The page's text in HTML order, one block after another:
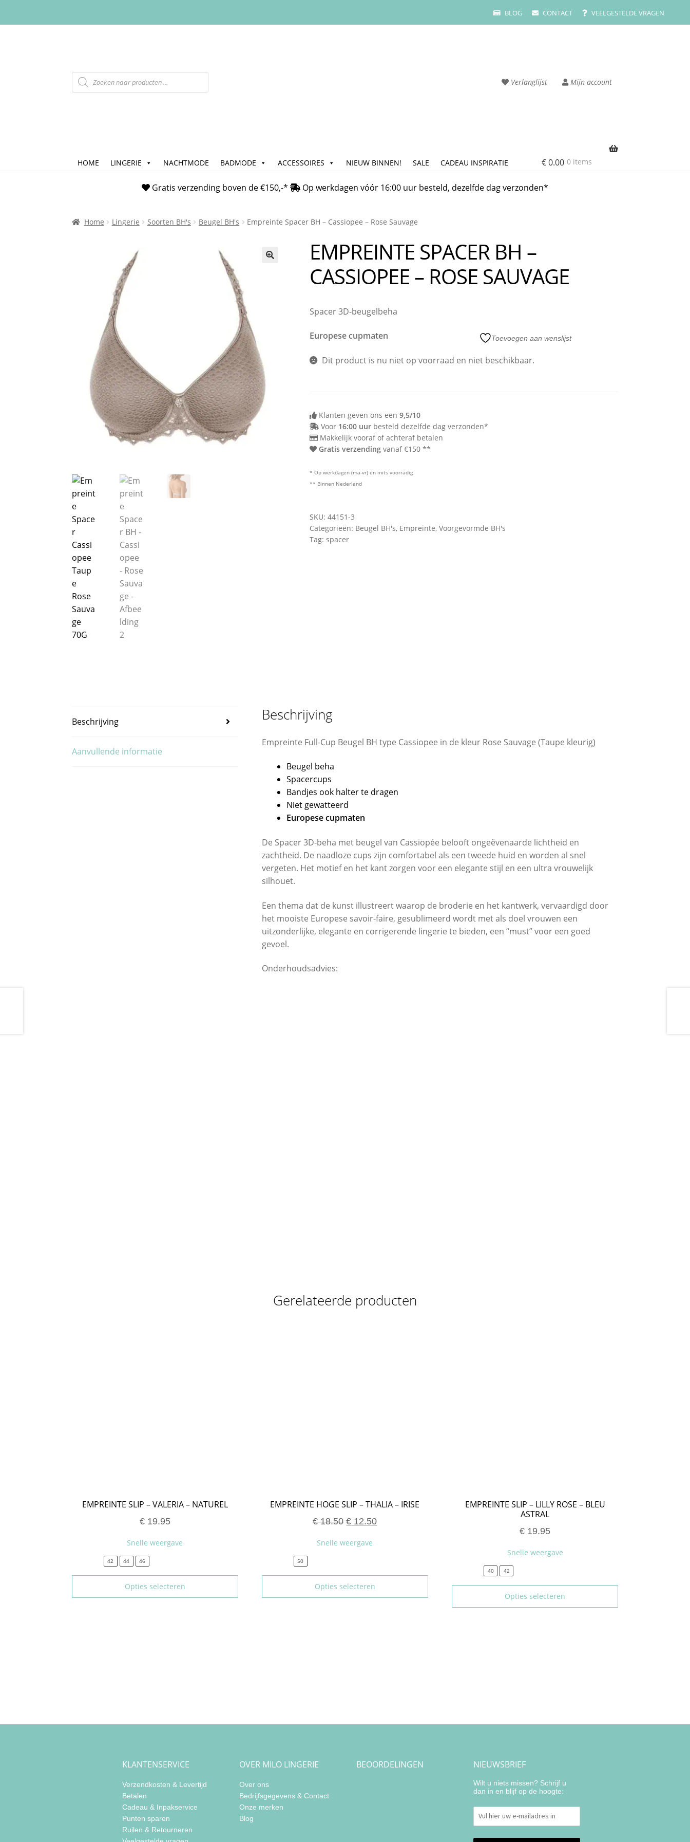
BLOG CONTACT VEELGESTELDE VRAGEN
Verlanglijst Mijn account
HOME LINGERIE NACHTMODE BADMODE ACCESSOIRES NIEUW BINNEN! SALE CADEAU INSPIRATIE
Algemene VoorwaardenBedrijfsgegevens & ContactBetalenBlog Cadeau & InpakserviceCart
Veelgestelde Vragen Verzendkosten & Levertijden
€0.00 0 items
Gratis verzending boven de €150,-* Op werkdagen vóór 16:00 uur besteld, dezelfde dag verzonden*
Home Lingerie Soorten BH's Beugel BH's Empreinte Spacer BH – Cassiopee – Rose Sauvage
EMPREINTE SPACER BH –
CASSIOPEE – ROSE SAUVAGE
Spacer 3D-beugelbeha
Europese cupmaten
Dit product is nu niet op voorraad en niet beschikbaar.
Toevoegen aan wenslijst
Klanten geven ons een 9,5/10
Voor 16:00 uurbesteld dezelfde dag verzonden*
Makkelijk vooraf of achteraf betalen
Gratis verzendingvanaf €150 **
* Op werkdagen (ma-vr) en mits voorradig
** Binnen Nederland
SKU: 44151-3
Categorieën: Beugel BH's, Empreinte, Voorgevormde BH's
Tag: spacer
Beschrijving
Aanvullende informatie
Beschrijving
Empreinte Full-Cup Beugel BH type Cassiopee in de kleur Rose Sauvage (Taupe kleurig)
Beugel beha
Spacercups
Bandjes ook halter te dragen
Niet gewatteerd
Europese cupmaten
De Spacer 3D-beha met beugel van Cassiopée belooft ongeëvenaarde lichtheid en
zachtheid. De naadloze cups zijn comfortabel als een tweede huid en worden al snel
vergeten. Het motief en het kant zorgen voor een elegante stijl en een ultra vrouwelijk
silhouet.
Een thema dat de kunst illustreert waarop de broderie en het kantwerk, vervaardigd door
het mooiste Europese savoir-faire, gesublimeerd wordt met als doel vrouwen een
uitzonderlijke, elegante en corrigerende lingerie te bieden, een “must” voor een goed
gevoel.
Onderhoudsadvies:
Gerelateerde producten
EMPREINTE SLIP – VALERIA – NATUREL
€19.95
Opties selecteren
Snelle weergave
42 44 46
EMPREINTE HOGE SLIP – THALIA – IRISE
€18.50 € 12.50
Opties selecteren
Snelle weergave
50
EMPREINTE SLIP – LILLY ROSE – BLEU
ASTRAL
€ 19.95
Opties selecteren
Snelle weergave
40 42
KLANTENSERVICE
Verzendkosten & Levertijd
Betalen
Cadeau & Inpakservice
Punten sparen
Ruilen & Retourneren
OVER MILO LINGERIE
Over ons
Bedrijfsgegevens & Contact
Onze merken
Blog
BEOORDELINGEN NIEUWSBRIEF
Wilt u niets missen? Schrijf u
dan in en blijf op de hoogte: